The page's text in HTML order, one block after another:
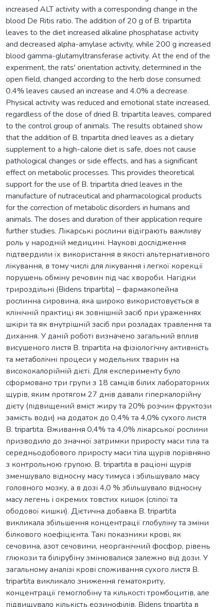
increased ALT activity with a corresponding change in the
blood De Ritis ratio. The addition of 20 g of B. tripartita
leaves to the diet increased alkaline phosphatase activity
and decreased alpha-amylase activity, while 200 g increased
blood gamma-glutamyltransferase activity. At the end of the
experiment, the rats' orientation activity, determined in the
open field, changed according to the herb dose consumed:
0.4% leaves caused an increase and 4.0% a decrease.
Physical activity was reduced and emotional state increased,
regardless of the dose of dried B. tripartita leaves, compared
to the control group of animals. The results obtained show
that the addition of B. tripartita dried leaves as a dietary
supplement to a high-calorie diet is safe, does not cause
pathological changes or side effects, and has a significant
effect on metabolic processes. This provides theoretical
support for the use of B. tripartita dried leaves in the
manufacture of nutraceutical and pharmacological products
for the correction of metabolic disorders in humans and
animals. The doses and duration of their application require
further studies. Лікарські рослини відіграють важливу
роль у народній медицині. Наукові дослідження
підтвердили їх використання в якості альтернативного
лікування, в тому числі для лікування і легкої корекції
порушень обміну речовин під час хвороби. Нагідки
трироздільні (Bidens tripartita) – фармакопейна
рослинна сировина, яка широко використовується в
клінічній практиці як зовнішній засіб при ураженнях
шкіри та як внутрішній засіб при розладах травлення та
дихання. У даній роботі визначено загальний вплив
висушеного листя B. tripartita на фізіологічну активність
та метаболічні процеси у модельних тварин на
висококалорійній дієті. Для експерименту було
сформовано три групи з 18 самців білих лабораторних
щурів, яким протягом 27 днів давали гіперкалорійну
дієту (підвищений вміст жиру та 20% розчин фруктози
замість води) на додаток до 0,4% та 4,0% сухого листя
B. tripartita. Вживання 0,4% та 4,0% лікарської рослини
призводило до значної затримки приросту маси тіла та
середньодобового приросту маси тіла щурів порівняно
з контрольною групою. B. tripartita в раціоні щурів
зменшувало відносну масу тимуса і збільшувало масу
головного мозку, а в дозі 4,0 % збільшувало відносну
масу легень і окремих товстих кишок (сліпої та
ободової кишки). Дієтична добавка B. tripartita
викликала збільшення концентрації глобуліну та зміни
білкового коефіцієнта. Такі показники крові, як
сечовина, азот сечовини, неорганічний фосфор, рівень
глюкози та білірубіну змінювалися залежно від дози. У
загальному аналізі крові споживання сухого листя B.
tripartita викликало зниження гематокриту,
концентрації гемоглобіну та кількості тромбоцитів, але
підвищувало кількість еозинофілів. Bidens tripartita в